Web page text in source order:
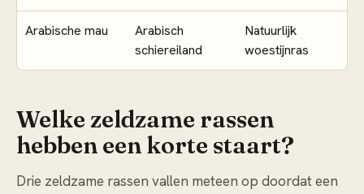
Arabische mau
Arabisch
schiereiland
Natuurlijk
woestijnras
Welke zeldzame rassen
hebben een korte staart?
Drie zeldzame rassen vallen meteen op doordat een